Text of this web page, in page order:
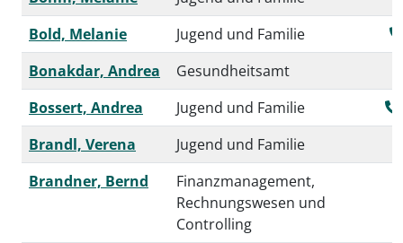
Bold, Melanie
Jugend und Familie
Bonakdar, Andrea
Gesundheitsamt
Bossert, Andrea
Jugend und Familie
Brandl, Verena
Jugend und Familie
Brandner, Bernd
Finanzmanagement,
Rechnungswesen und
Controlling